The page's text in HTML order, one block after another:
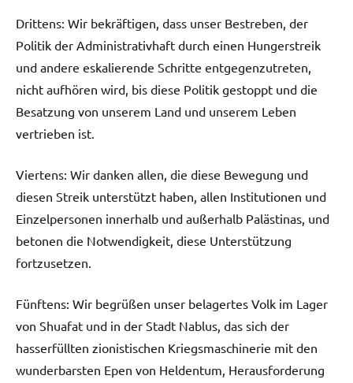
Drittens: Wir bekräftigen, dass unser Bestreben, der
Politik der Administrativhaft durch einen Hungerstreik
und andere eskalierende Schritte entgegenzutreten,
nicht aufhören wird, bis diese Politik gestoppt und die
Besatzung von unserem Land und unserem Leben
vertrieben ist.
Viertens: Wir danken allen, die diese Bewegung und
diesen Streik unterstützt haben, allen Institutionen und
Einzelpersonen innerhalb und außerhalb Palästinas, und
betonen die Notwendigkeit, diese Unterstützung
fortzusetzen.
Fünftens: Wir begrüßen unser belagertes Volk im Lager
von Shuafat und in der Stadt Nablus, das sich der
hasserfüllten zionistischen Kriegsmaschinerie mit den
wunderbarsten Epen von Heldentum, Herausforderung